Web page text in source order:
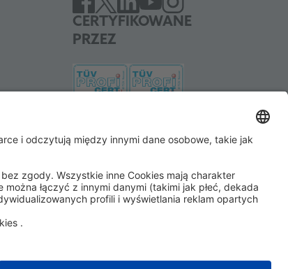
direct debit
CERTYFIKOWANE
PRZEZ